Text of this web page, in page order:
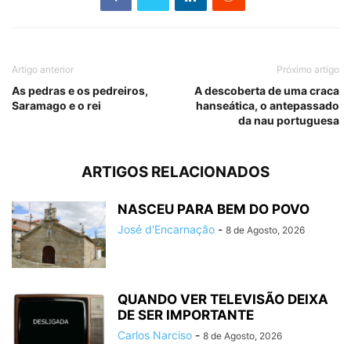
Artigo anterior
As pedras e os pedreiros,
Saramago e o rei
Próximo artigo
A descoberta de uma craca
hanseática, o antepassado
da nau portuguesa
ARTIGOS RELACIONADOS
NASCEU PARA BEM DO POVO
José d'Encarnação - 8 de Agosto, 2026
QUANDO VER TELEVISÃO DEIXA
DE SER IMPORTANTE
Carlos Narciso - 8 de Agosto, 2026